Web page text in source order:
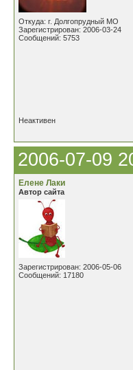
Откуда: г. Долгопрудный МО
Зарегистрирован: 2006-03-24
Сообщений: 5753
Неактивен
2006-07-09
Елене Лаки
Автор сайта
Зарегистрирован: 2006-05-06
Сообщений: 17180